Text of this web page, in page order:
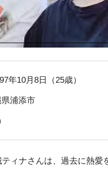
年10月8日（25歳）
浦添市
ィナさんは、過去に熱愛